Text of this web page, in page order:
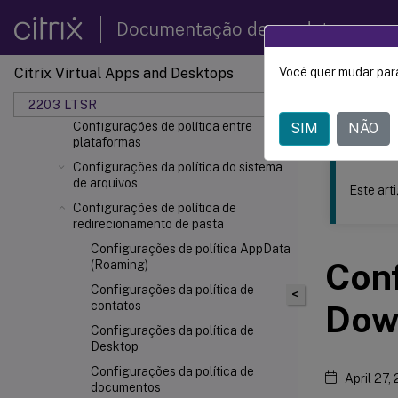
Documentação de produtos
Citrix Virtual Apps and Desktops
2203 LTSR
Configurações da política de
Configurações avançadas de política
Configurações básicas de política
Configurações de política entre
plataformas
Configurações da política do sistema
de arquivos
Configurações de política de
redirecionamento de pasta
Configurações de política AppData
(Roaming)
Configurações da política de
contatos
Configurações da política de
Desktop
Configurações da política de
documentos
Este
Citrix
<
Este
April 27,
Você quer mudar
SIM NÃO